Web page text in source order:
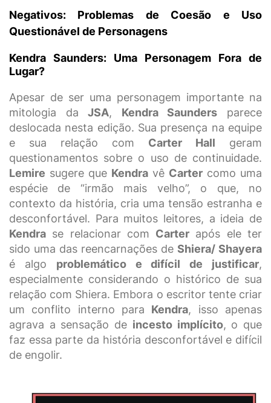
Negativos: Problemas de Coesão e Uso
Questionável de Personagens
Kendra Saunders: Uma Personagem Fora de
Lugar?
Apesar de ser uma personagem importante na
mitologia daJSA, Kendra Saunders parece
deslocada nesta edição. Sua presença na equipe
e sua relação com Carter Hall geram
questionamentos sobre o uso de continuidade.
Lemire sugere que Kendra vê Carter como uma
espécie de “irmão mais velho”, o que, no
contexto da história, cria uma tensão estranha e
desconfortável. Para muitos leitores, a ideia de
Kendra se relacionar com Carter após ele ter
sido uma das reencarnações de Shiera/ Shayera
é algo problemático e difícil de justificar,
especialmente considerando o histórico de sua
relação com Shiera. Embora o escritor tente criar
um conflito interno para Kendra, isso apenas
agrava a sensação de incesto implícito, o que
faz essa parte da história desconfortável e difícil
de engolir.